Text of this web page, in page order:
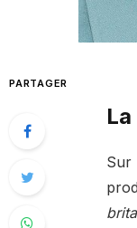
PARTAGER
Sur